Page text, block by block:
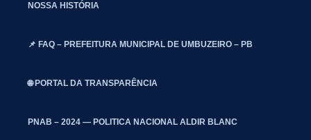
NOSSA HISTÓRIA
📌 FAQ – PREFEITURA MUNICIPAL DE UMBUZEIRO – PB
🌐 PORTAL DA TRANSPARÊNCIA
PNAB – 2024 — POLITICA NACIONAL ALDIR BLANC